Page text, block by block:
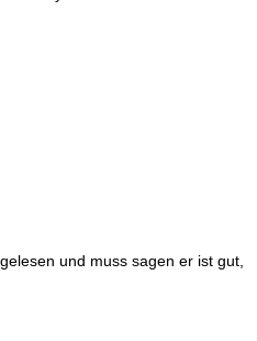
und muss sagen er ist gut,